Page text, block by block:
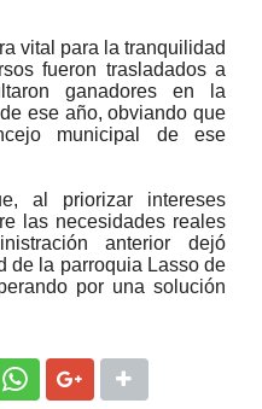
vital para la tranquilidad
fueron trasladados a
ganadores en la
ese año, obviando que
municipal de ese
al priorizar intereses
las necesidades reales
anterior dejó
de la parroquia Lasso de
por una solución